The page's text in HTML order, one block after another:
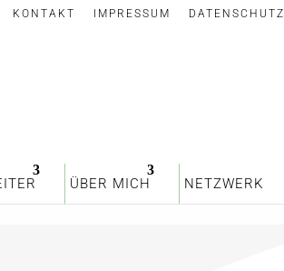
KONTAKT IMPRESSUM DATENSCHUTZ
ÜBER MICH NETZWERK